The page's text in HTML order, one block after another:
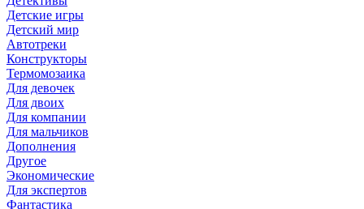
Детские игры
Детский мир
Автотреки
Конструкторы
Термомозаика
Для девочек
Для двоих
Для компании
Для мальчиков
Дополнения
Другое
Экономические
Для экспертов
Фантастика